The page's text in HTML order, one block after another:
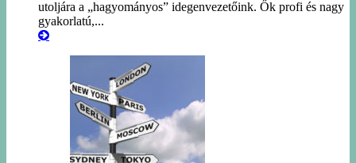
utoljára a „hagyományos” idegenvezetőink. Ők profi és nagy
gyakorlatú,...